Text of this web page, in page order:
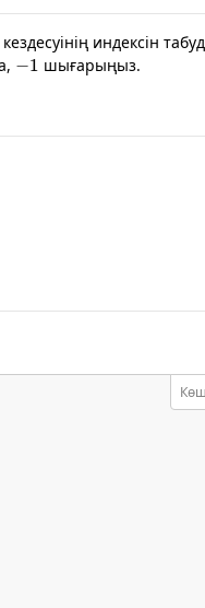
индексін
−1
шығарыңыз.